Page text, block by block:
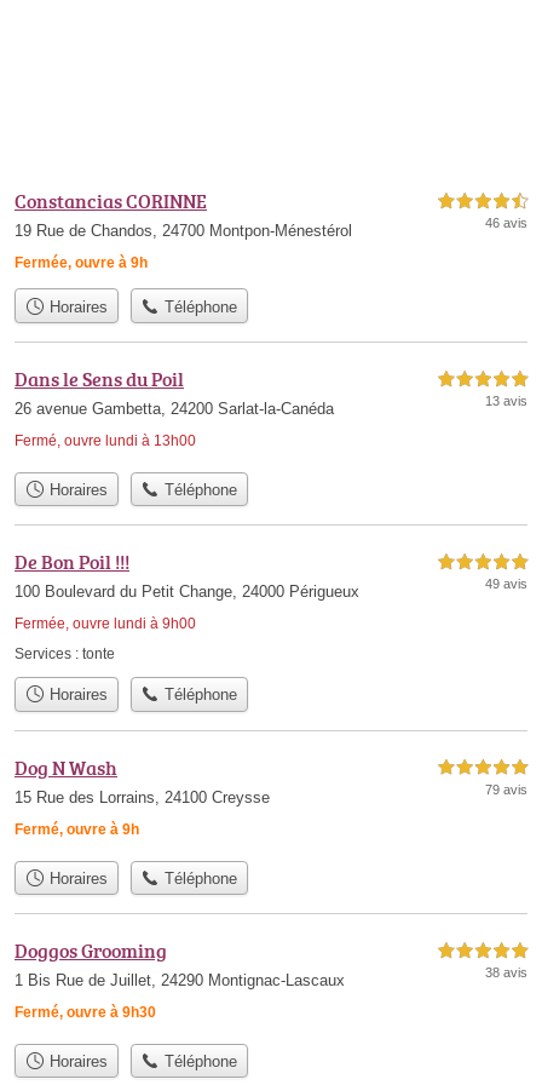
Constancias CORINNE
19 Rue de Chandos, 24700 Montpon-Ménestérol
Fermée, ouvre à 9h
4,5 étoiles sur 5
46 avis
Horaires Téléphone
Dans le Sens du Poil
26 avenue Gambetta, 24200 Sarlat-la-Canéda
Fermé, ouvre lundi à 13h00
5,0 étoiles sur 5
13 avis
Horaires Téléphone
De Bon Poil !!!
100 Boulevard du Petit Change, 24000 Périgueux
Fermée, ouvre lundi à 9h00
5,0 étoiles sur 5
49 avis
Services : tonte
Horaires Téléphone
Dog N Wash
15 Rue des Lorrains, 24100 Creysse
Fermé, ouvre à 9h
5,0 étoiles sur 5
79 avis
Horaires Téléphone
Doggos Grooming
1 Bis Rue de Juillet, 24290 Montignac-Lascaux
Fermé, ouvre à 9h30
5,0 étoiles sur 5
38 avis
Horaires Téléphone